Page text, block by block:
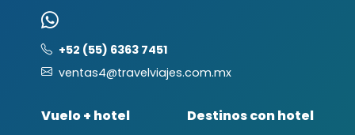
+52 (55) 6363 7451
ventas4@travelviajes.com.mx
Vuelo + hotel Destinos con hotel